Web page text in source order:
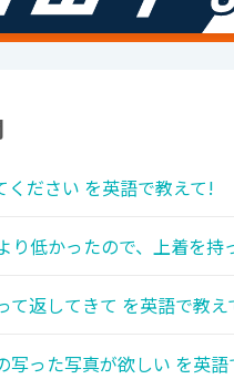
ください を英語で教えて!
り低かったので、上着を
て返してきて を英語で教え
写った写真が欲しい を英